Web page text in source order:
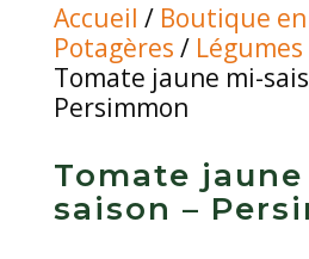
Accueil / Boutique
Potagères /
Tomate jaune mi-
Persimmon
Tomate
saison –